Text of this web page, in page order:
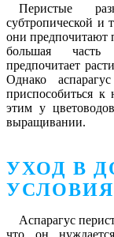
Перистые
субтропической и
они предпочитают
большая часть
предпочитает
Однако
приспособиться
этим у
выращивании.
УХОД В
Аспарагус
что он